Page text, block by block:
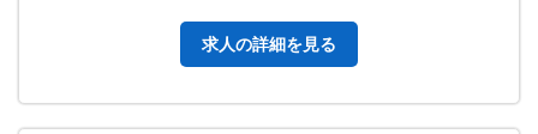
求人の詳細を見る